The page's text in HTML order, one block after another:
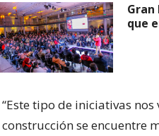
Gran
que
“Este tipo de iniciativas
construcción se encuentre